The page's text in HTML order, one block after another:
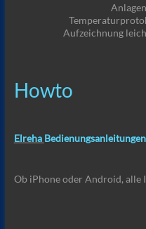
Aufzeichnung
Howto
Elreha Bedienungsanleitungen
Ob iPhone oder Android, alle